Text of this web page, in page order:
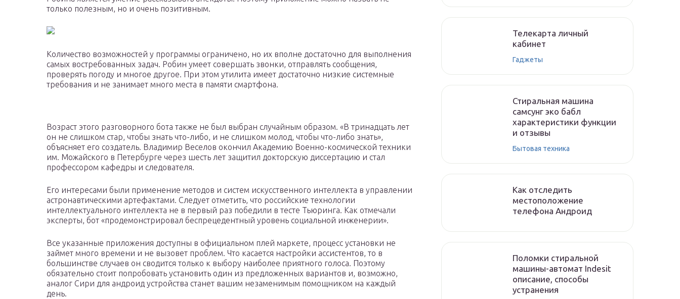
только полезным, но и очень позитивным.
Количество возможностей у программы ограничено, но их вполне достаточно для выполнения
самых востребованных задач. Робин умеет совершать звонки, отправлять сообщения,
проверять погоду и многое другое. При этом утилита имеет достаточно низкие системные
требования и не занимает много места в памяти смартфона.
Возраст этого разговорного бота также не был выбран случайным образом. «В тринадцать лет
он не слишком стар, чтобы знать что-либо, и не слишком молод, чтобы что-либо знать»,
объясняет его создатель. Владимир Веселов окончил Академию Военно-космической техники
им. Можайского в Петербурге через шесть лет защитил докторскую диссертацию и стал
профессором кафедры и следователя.
Его интересами были применение методов и систем искусственного интеллекта в управлении
астронавтическими артефактами. Следует отметить, что российские технологии
интеллектуального интеллекта не в первый раз победили в тесте Тьюринга. Как отмечали
эксперты, бот «продемонстрировал беспрецедентный уровень социальной инженерии».
Все указанные приложения доступны в официальном плей маркете, процесс установки не
займет много времени и не вызовет проблем. Что касается настройки ассистентов, то в
большинстве случаев он сводится только к выбору наиболее приятного голоса. Поэтому
обязательно стоит попробовать установить один из предложенных вариантов и, возможно,
аналог Сири для андроид устройства станет вашим незаменимым помощником на каждый
день.
Телекарта личный
кабинет
Гаджеты
Стиральная машина
самсунг эко бабл
характеристики функции
и отзывы
Бытовая техника
Как отследить
местоположение
телефона Андроид
Поломки стиральной
машины-автомат Indesit
описание, способы
устранения